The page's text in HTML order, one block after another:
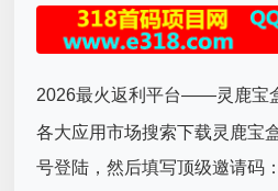
2026最火返利平台——灵鹿宝
各大应用市场搜索下载灵鹿宝
号登陆，然后填写顶级邀请码